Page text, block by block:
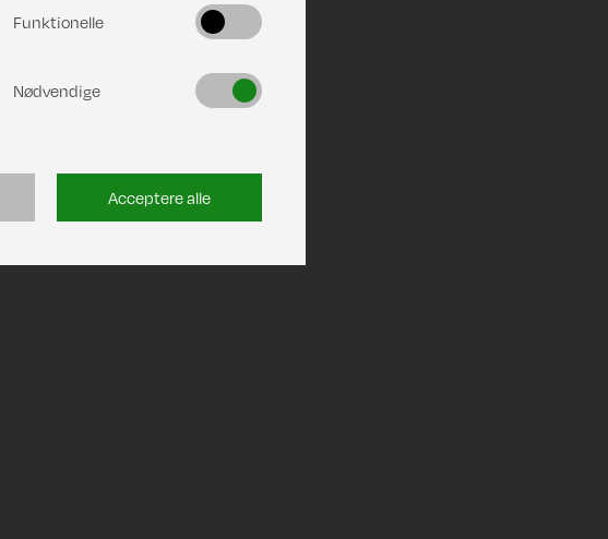
Funktionelle
Nødvendige
Acceptere alle